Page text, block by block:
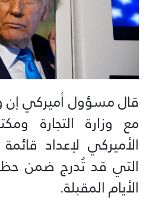
قال مسؤول أميركي إن
مع وزارة التجارة
الأميركي لإعداد قائمة
التي قد تُدرج ضمن
الأيام المقبلة.